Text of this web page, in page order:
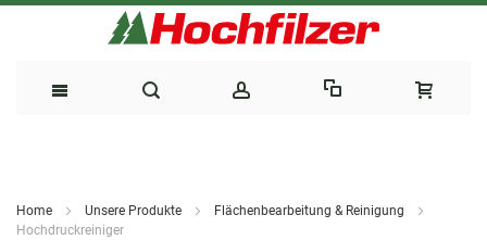
Inhalt
Home Unsere Produkte
Flächenbearbeitung & Reinigung
Hochdruckreiniger